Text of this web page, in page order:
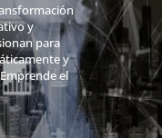
y
para
y
el